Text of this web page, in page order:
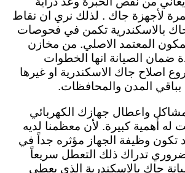
لأجهزة جاك . لذلك نري ان نقاط
بالاسكندرية تكمن في فحوصات
المعتمد الاصلي. من مخازن
ضمان الصيانة انها الخطوات
اصلاح جاك الاسكندرية او غيرها
بباقي المدن والمحافظات.
واعطال جهازك الكهربائي
له أهمية كبيرة. لأن معظمنا لديه
تكون وظيفة الجهاز مؤثره جداً في
تدراك ذلك التعطل سريعاً
جاك بالاسكندرية الذي يعطي